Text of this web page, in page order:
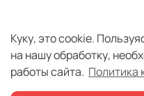
Куку, это cookie.
на нашу обработку,
работы сайта. Политика